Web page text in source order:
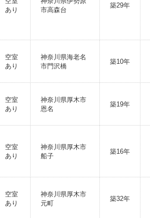
あり
市高森台
築29年
空室
あり
神奈川県海老名
市門沢橋
築10年
空室
あり
神奈川県厚木市
恩名
築19年
空室
あり
神奈川県厚木市
船子
築16年
空室
あり
神奈川県厚木市
元町
築32年